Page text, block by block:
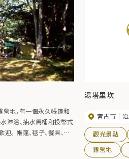
地，有一個永久帳篷和
淋浴、抽水馬桶和投幣式
。 帳篷、毯子、餐具、炊
們嘗試一下（收費）。
湯塔里坎
宮古市
觀光景點
露營地